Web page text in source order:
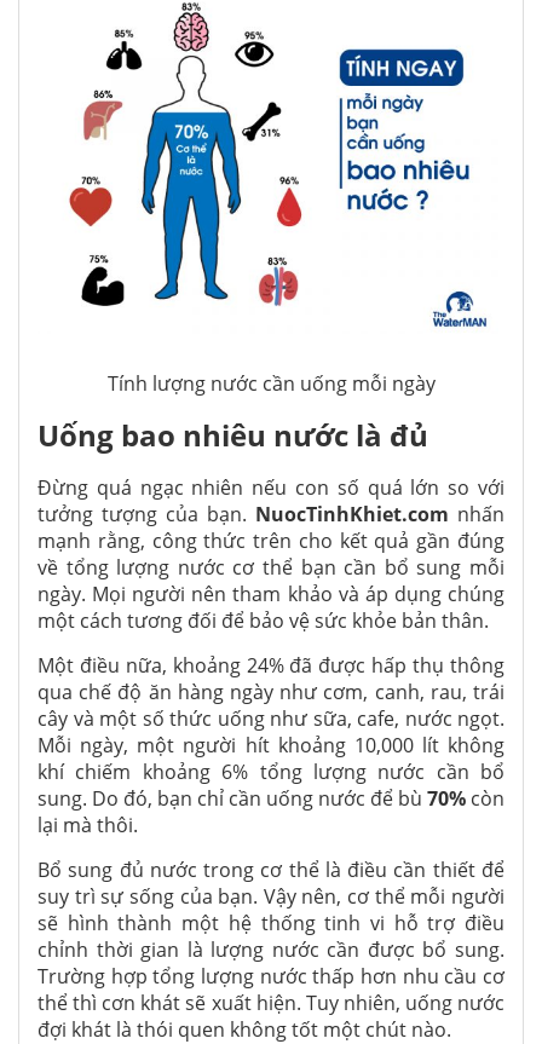
Tính lượng nước cần uống mỗi ngày
Uống bao nhiêu nước là đủ
Đừng quá ngạc nhiên nếu con số quá lớn so với
tưởng tượng của bạn. NuocTinhKhiet.com nhấn
mạnh rằng, công thức trên cho kết quả gần đúng
về tổng lượng nước cơ thể bạn cần bổ sung mỗi
ngày. Mọi người nên tham khảo và áp dụng chúng
một cách tương đối để bảo vệ sức khỏe bản thân.
Một điều nữa, khoảng 24% đã được hấp thụ thông
qua chế độ ăn hàng ngày như cơm, canh, rau, trái
cây và một số thức uống như sữa, cafe, nước ngọt.
Mỗi ngày, một người hít khoảng 10,000 lít không
khí chiếm khoảng 6% tổng lượng nước cần bổ
sung. Do đó, bạn chỉ cần uống nước để bù 70% còn
lại mà thôi.
Bổ sung đủ nước trong cơ thể là điều cần thiết để
suy trì sự sống của bạn. Vậy nên, cơ thể mỗi người
sẽ hình thành một hệ thống tinh vi hỗ trợ điều
chỉnh thời gian là lượng nước cần được bổ sung.
Trường hợp tổng lượng nước thấp hơn nhu cầu cơ
thể thì cơn khát sẽ xuất hiện. Tuy nhiên, uống nước
đợi khát là thói quen không tốt một chút nào.